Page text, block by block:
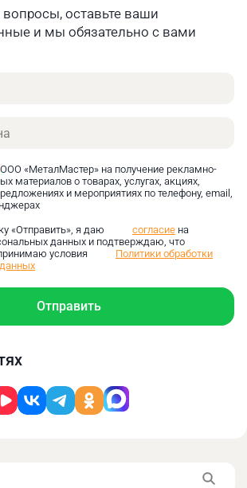
требуемыми задачами быстрее.
Шлифовальные машины,
гвоздезабивные пистолеты.
особенности
происходит без перебоев.
с русскоязычным
этого не потребуется
или навыков.
компонентов. Простое
отличается высокой
Техника может
потери эффективности.
компоновка узлов, а также
оборудования.
ряд ключевых критериев:
вопросы, оставьте ваши
и мы обязательно с вами
ООО «МеталМастер» на получение рекламно-
материалов о товарах, услугах, акциях,
и мероприятиях по телефону, email,
«Отправить», я даю согласие на
данных и подтверждаю, что
условия
Политики обработки
Отправить